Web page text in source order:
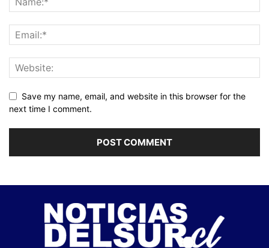
Save my name, email, and website in this browser for the
next time I comment.